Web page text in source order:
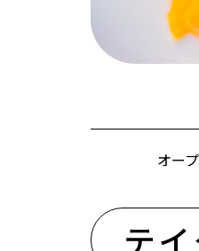
オー
テ